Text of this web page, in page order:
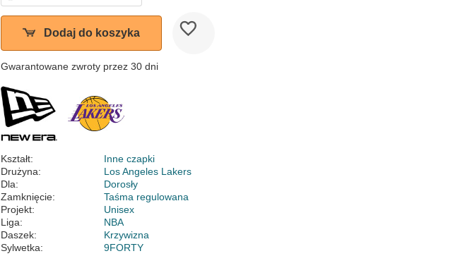
Dodaj do koszyka
Gwarantowane zwroty przez 30 dni
Kształt:
Inne czapki
Drużyna:
Los Angeles Lakers
Dla:
Dorosły
Zamknięcie:
Taśma regulowana
Projekt:
Unisex
Liga:
NBA
Daszek:
Krzywizna
Sylwetka:
9FORTY